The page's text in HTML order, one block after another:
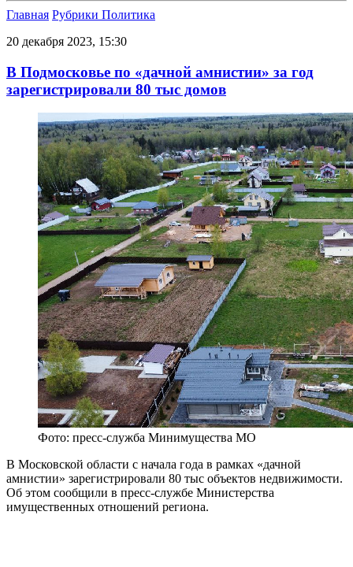
Главная Рубрики Политика
20 декабря 2023, 15:30
В Подмосковье по «дачной амнистии» за год
зарегистрировали 80 тыс домов
Фото: пресс-служба Минимущества МО
В Московской области с начала года в рамках «дачной
амнистии» зарегистрировали 80 тыс объектов недвижимости.
Об этом сообщили в пресс-службе Министерства
имущественных отношений региона.